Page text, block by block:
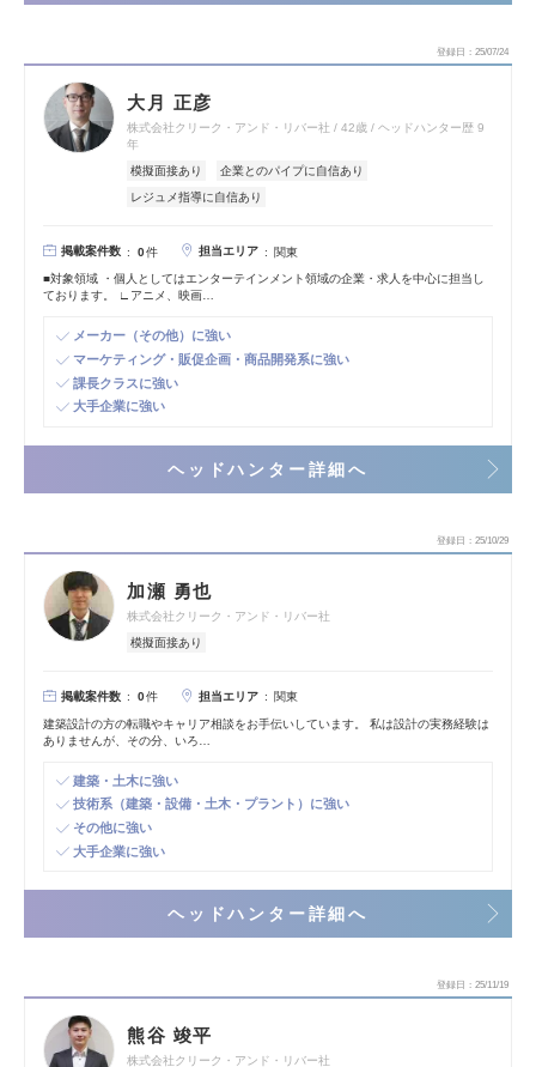
登録日 25/07/24
大月 正彦
株式会社クリーク・アンド・リバー社 42歳
ヘッドハンター歴 9
年
模擬面接あり
企業とのパイプに自信あり
レジュメ指導に自信あり
掲載案件数 0件 担当エリア 関東
■対象領域 ・個人としてはエンターテインメント領域の企業・求人を中心に担当し
ております。 ∟アニメ、映画…
メーカー（その他）に強い
マーケティング・販促企画・商品開発系に強い
課長クラスに強い
大手企業に強い
ヘッドハンター詳細へ
登録日 25/10/29
加瀬 勇也
株式会社クリーク・アンド・リバー社
模擬面接あり
掲載案件数 0件 担当エリア 関東
建築設計の方の転職やキャリア相談をお手伝いしています。 私は設計の実務経験は
ありませんが、その分、いろ…
建築・土木に強い
技術系（建築・設備・土木・プラント）に強い
その他に強い
大手企業に強い
ヘッドハンター詳細へ
登録日 25/11/19
熊谷 竣平
株式会社クリーク・アンド・リバー社